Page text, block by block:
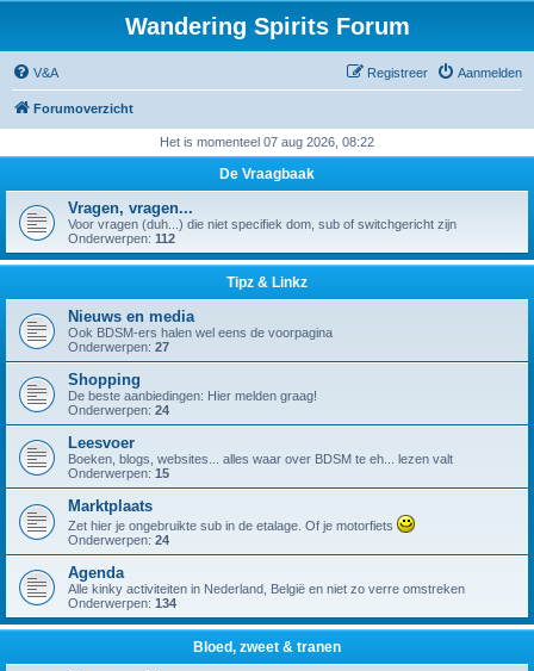
Wandering Spirits Forum
V&A Aanmelden
Registreer
Forumoverzicht
Het is momenteel 07 aug 2026, 08:22
De Vraagbaak
Vragen, vragen...
Voor vragen (duh...) die niet specifiek dom, sub of switchgericht zijn
Onderwerpen: 112
Tipz & Linkz
Nieuws en media
Ook BDSM-ers halen wel eens de voorpagina
Onderwerpen: 27
Shopping
De beste aanbiedingen: Hier melden graag!
Onderwerpen: 24
Leesvoer
Boeken, blogs, websites... alles waar over BDSM te eh... lezen valt
Onderwerpen: 15
Marktplaats
Zet hier je ongebruikte sub in de etalage. Of je motorfiets
Onderwerpen: 24
Agenda
Alle kinky activiteiten in Nederland, België en niet zo verre omstreken
Onderwerpen: 134
Bloed, zweet & tranen